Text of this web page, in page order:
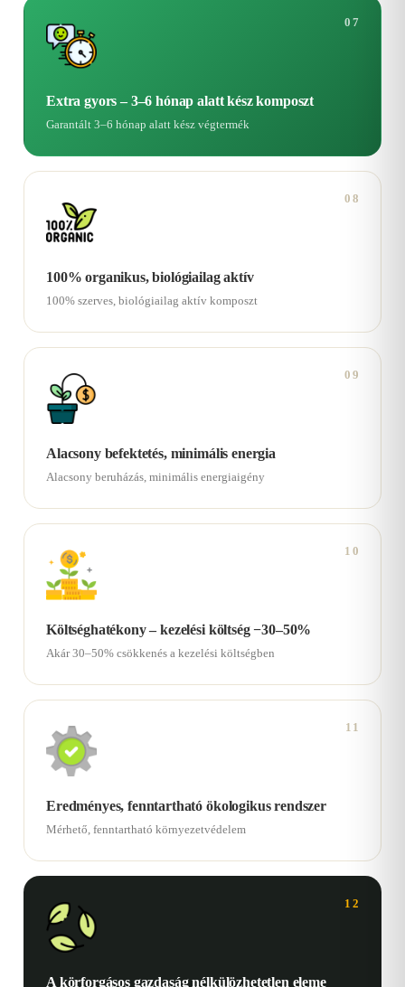
07
Extra gyors – 3–6 hónap alatt kész komposzt
Garantált 3–6 hónap alatt kész végtermék
08
100% organikus, biológiailag aktív
100% szerves, biológiailag aktív komposzt
09
Alacsony befektetés, minimális energia
Alacsony beruházás, minimális energiaigény
10
Költséghatékony – kezelési költség −30–50%
Akár 30–50% csökkenés a kezelési költségben
11
Eredményes, fenntartható ökologikus rendszer
Mérhető, fenntartható környezetvédelem
12
A körforgásos gazdaság nélkülözhetetlen eleme